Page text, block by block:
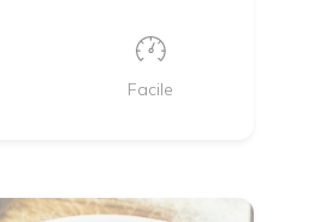
Facile